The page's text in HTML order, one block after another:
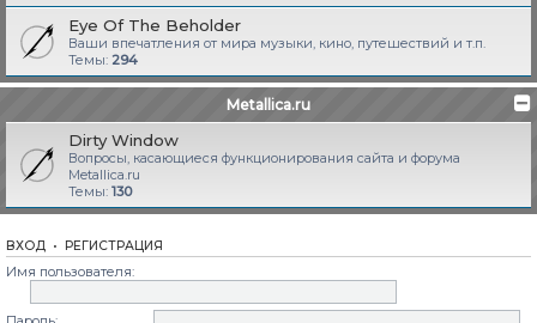
Eye Of The Beholder
Ваши впечатления от мира музыки, кино, путешествий и т.п.
Темы: 294
Metallica.ru
Dirty Window
Вопросы, касающиеся функционирования сайта и форума
Metallica.ru
Темы: 130
ВХОД • РЕГИСТРАЦИЯ
Имя пользователя: